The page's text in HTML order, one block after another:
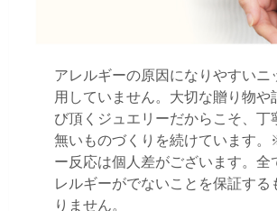
アレルギーの原因になりやすいニ
用していません。大切な贈り物や
び頂くジュエリーだからこそ、丁
無いものづくりを続けています
ー反応は個人差がございます。全
レルギーがでないことを保証する
りません。